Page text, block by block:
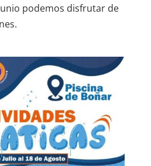
podemos disfrutar de